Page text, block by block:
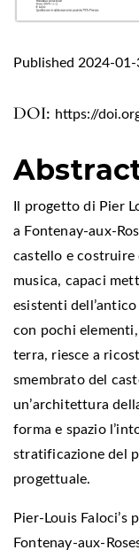
DOI: https://
Published 2024-
Il progetto di Pier
a Fontenay-aux-
castello e costruire
musica, capaci
esistenti
con pochi
terra, riesce a
smembrato del
un’architettura
forma e spazio
stratificazione del
progettuale.
Pier-Louis
Fontenay-aux-